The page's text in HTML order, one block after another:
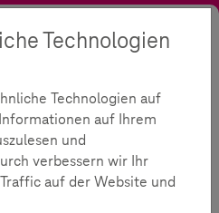
Suche Kontrast Sprache
Fake, Fakten
Technologien
Technologien auf
auf Ihrem
und
verbessern wir Ihr
auf der Website und